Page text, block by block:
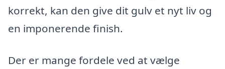
korrekt, kan den give dit gulv et nyt liv og
en imponerende finish.
Der er mange fordele ved at vælge